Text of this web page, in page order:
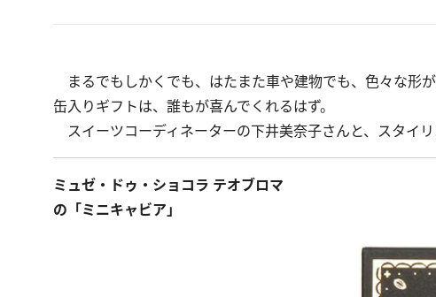
まるでもしかくでも、はたまた車や建物でも、色々な形
缶入りギフトは、誰もが喜んでくれるはず。
スイーツコーディネーターの下井美奈子さんと、スタイ
ミュゼ・ドゥ・ショコラ テオブロマ
の「ミニキャビア」